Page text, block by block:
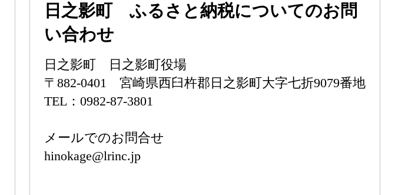
日之影町 ふるさと納税についてのお問
い合わせ
日之影町 日之影町役場
〒882-0401 宮崎県西臼杵郡日之影町大字七折9079番地
TEL：0982-87-3801
メールでのお問合せ
hinokage@lrinc.jp